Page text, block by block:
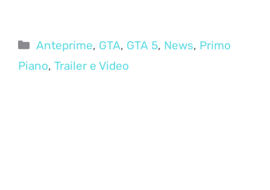
Categorie
Anteprime, GTA, GTA 5, News, Primo
Piano, Trailer e Video